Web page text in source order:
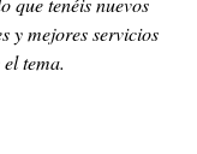
y mejores servicios
tema.